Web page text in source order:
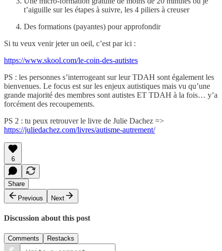
t’aiguille sur les étapes à suivre, les 4 piliers à creuser
Des formations (payantes) pour approfondir
Si tu veux venir jeter un oeil, c’est par ici :
https://www.skool.com/le-coin-des-autistes
PS : les personnes s’interrogeant sur leur TDAH sont également les
bienvenues. Le focus est sur les enjeux autistiques mais vu qu’une
grande majorité des membres sont autistes ET TDAH à la fois… y’a
forcément des recoupements.
PS 2 : tu peux retrouver le livre de Julie Dachez =>
https://juliedachez.com/livres/autisme-autrement/
6
Share
Previous
Next
Discussion about this post
Comments Restacks